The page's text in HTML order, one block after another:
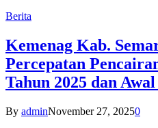
Berita
Kemenag Kab.
Percepatan
Tahun 2025 dan
By adminNovember 27, 20250